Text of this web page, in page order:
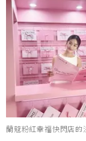
蘭蔻粉紅幸福快閃店的